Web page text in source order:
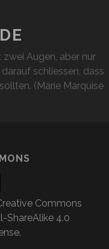
Augen, aber nur
schliessen, dass
(Marie Marquise
Commons
ShareAlike 4.0
.